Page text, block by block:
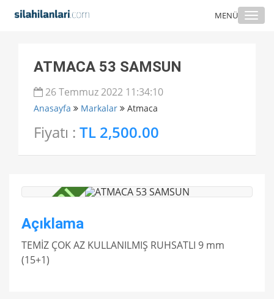
MENÜ
ATMACA 53 SAMSUN
26 Temmuz 2022 11:34:10
Anasayfa Markalar Atmaca
Fiyatı : TL 2,500.00
Açıklama
TEMİZ ÇOK AZ KULLANILMIŞ RUHSATLI 9 mm
(15+1)